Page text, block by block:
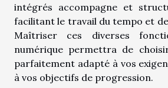
intégrés accompagne et
facilitant le travail du tempo et
Maîtriser ces diverses
numérique permettra de
parfaitement adapté à vos
à vos objectifs de progression.